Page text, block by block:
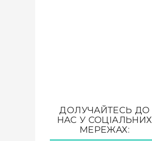
ДОЛУЧАЙТЕСЬ ДО
НАС У СОЦІАЛЬНИХ
МЕРЕЖАХ: